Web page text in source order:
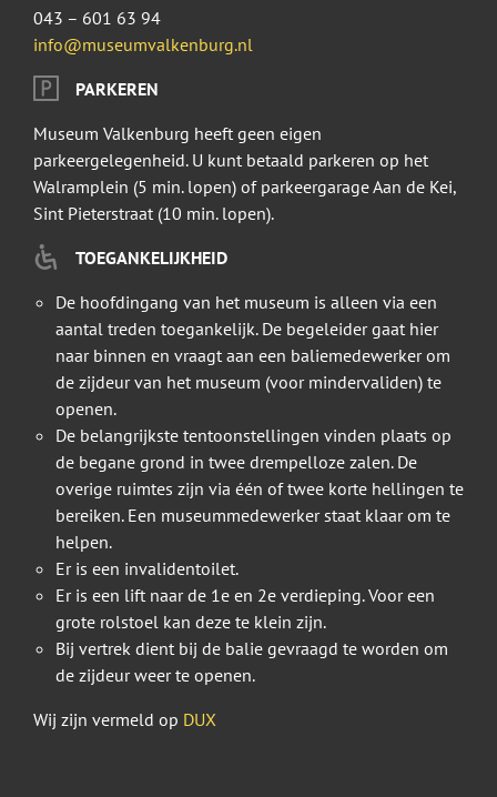
043 – 601 63 94
info@museumvalkenburg.nl
PARKEREN
Museum Valkenburg heeft geen eigen
parkeergelegenheid. U kunt betaald parkeren op het
Walramplein (5 min. lopen) of parkeergarage Aan de Kei,
Sint Pieterstraat (10 min. lopen).
TOEGANKELIJKHEID
De hoofdingang van het museum is alleen via een
aantal treden toegankelijk. De begeleider gaat hier
naar binnen en vraagt aan een baliemedewerker om
de zijdeur van het museum (voor mindervaliden) te
openen.
De belangrijkste tentoonstellingen vinden plaats op
de begane grond in twee drempelloze zalen. De
overige ruimtes zijn via één of twee korte hellingen te
bereiken. Een museummedewerker staat klaar om te
helpen.
Er is een invalidentoilet.
Er is een lift naar de 1e en 2e verdieping. Voor een
grote rolstoel kan deze te klein zijn.
Bij vertrek dient bij de balie gevraagd te worden om
de zijdeur weer te openen.
Wij zijn vermeld op DUX